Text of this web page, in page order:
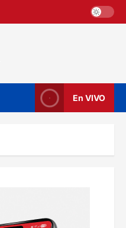
En VIVO